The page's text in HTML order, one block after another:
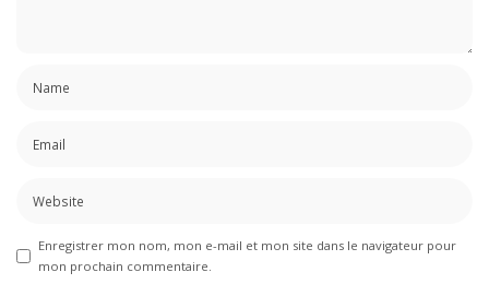
Enregistrer mon nom, mon e-mail et mon site dans le navigateur pour
mon prochain commentaire.